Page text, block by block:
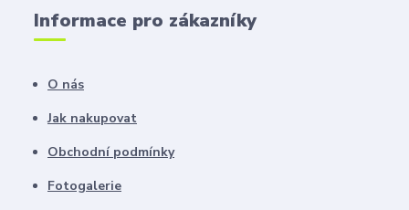
Informace pro zákazníky
O nás
Jak nakupovat
Obchodní podmínky
Fotogalerie